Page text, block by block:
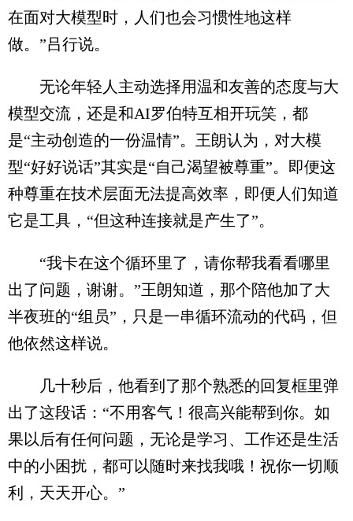
在面对大模型时，人们也会习惯性地这样
做。”吕行说。
无论年轻人主动选择用温和友善的态度与大
模型交流，还是和AI罗伯特互相开玩笑，都
是“主动创造的一份温情”。王朗认为，对大模
型“好好说话”其实是“自己渴望被尊重”。即便这
种尊重在技术层面无法提高效率，即便人们知道
它是工具，“但这种连接就是产生了”。
“我卡在这个循环里了，请你帮我看看哪里
出了问题，谢谢。”王朗知道，那个陪他加了大
半夜班的“组员”，只是一串循环流动的代码，但
他依然这样说。
几十秒后，他看到了那个熟悉的回复框里弹
出了这段话：“不用客气！很高兴能帮到你。如
果以后有任何问题，无论是学习、工作还是生活
中的小困扰，都可以随时来找我哦！祝你一切顺
利，天天开心。”